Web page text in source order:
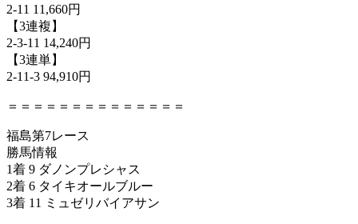
2-11 11,660円
【3連複】
2-3-11 14,240円
【3連単】
2-11-3 94,910円
＝＝＝＝＝＝＝＝＝＝＝＝＝＝
福島第7レース
勝馬情報
1着 9 ダノンプレシャス
2着 6 タイキオールブルー
3着 11 ミュゼリバイアサン